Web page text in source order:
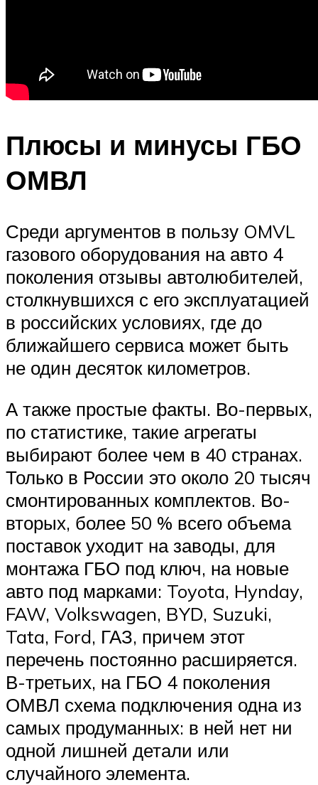
Плюсы и минусы ГБО
ОМВЛ
Среди аргументов в пользу OMVL
газового оборудования на авто 4
поколения отзывы автолюбителей,
столкнувшихся с его эксплуатацией
в российских условиях, где до
ближайшего сервиса может быть
не один десяток километров.
А также простые факты. Во-первых,
по статистике, такие агрегаты
выбирают более чем в 40 странах.
Только в России это около 20 тысяч
смонтированных комплектов. Во-
вторых, более 50 % всего объема
поставок уходит на заводы, для
монтажа ГБО под ключ, на новые
авто под марками: Toyota, Hynday,
FAW, Volkswagen, BYD, Suzuki,
Tata, Ford, ГАЗ, причем этот
перечень постоянно расширяется.
В-третьих, на ГБО 4 поколения
ОМВЛ схема подключения одна из
самых продуманных: в ней нет ни
одной лишней детали или
случайного элемента.